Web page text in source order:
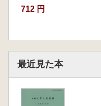
712 円
最近見た本